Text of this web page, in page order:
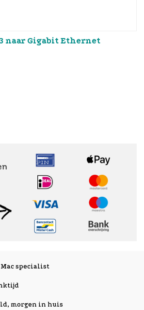
naar Gigabit Ethernet
Mac specialist
morgen in huis